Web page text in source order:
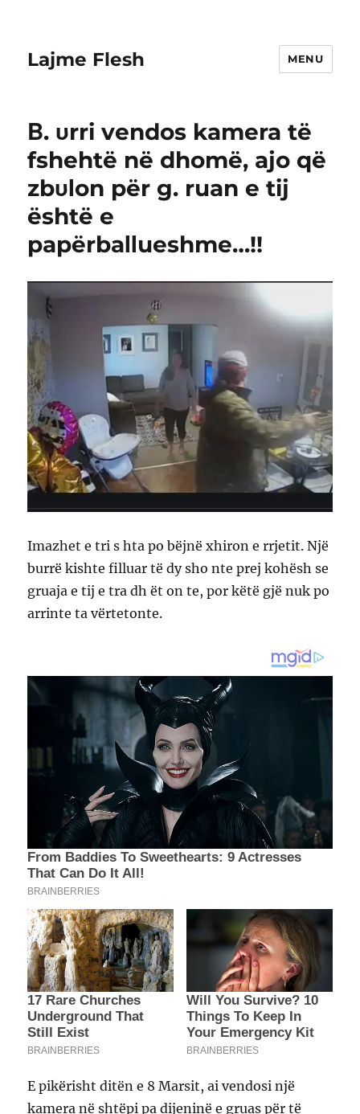
Lajme Flesh MENU
Β. υrri vendos kamera të
fshehtë në dhomë, ajo që
zbυΙon për g. ruan e tij
është e
papërbaΙΙueshme…!!
Imazhet e tri s hta po bëjnë xhiron e rrjetit. Një
burrë kishte filluar të dy sho nte prej kohësh se
gruaja e tij e tra dh ët on te, por këtë gjë nuk po
arrinte ta vërtetonte.
E pikërisht ditën e 8 Marsit, ai vendosi një
kamera në shtëpi pa dijeninë e gruas për të